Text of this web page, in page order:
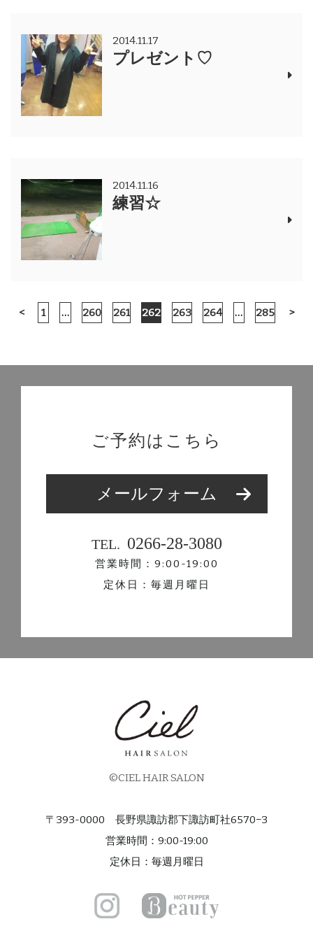
2014.11.17
プレゼント♡
2014.11.16
練習☆
< 1 … 260 261 262 263 264 … 285 >
ご予約はこちら
メールフォーム
TEL. 0266-28-3080
営業時間：9:00-19:00
定休日：毎週月曜日
©CIEL HAIR SALON
〒393-0000 長野県諏訪郡下諏訪町社6570−3
営業時間：9:00-19:00
定休日：毎週月曜日